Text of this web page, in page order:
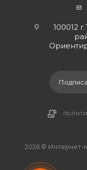
100012
2026 © Интернет-